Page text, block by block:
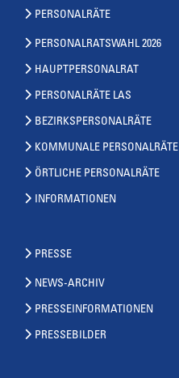
PERSONALRÄTE
PERSONALRATSWAHL 2026
HAUPTPERSONALRAT
PERSONALRÄTE LAS
BEZIRKSPERSONALRÄTE
KOMMUNALE PERSONALRÄTE
ÖRTLICHE PERSONALRÄTE
INFORMATIONEN
PRESSE
NEWS-ARCHIV
PRESSEINFORMATIONEN
PRESSEBILDER